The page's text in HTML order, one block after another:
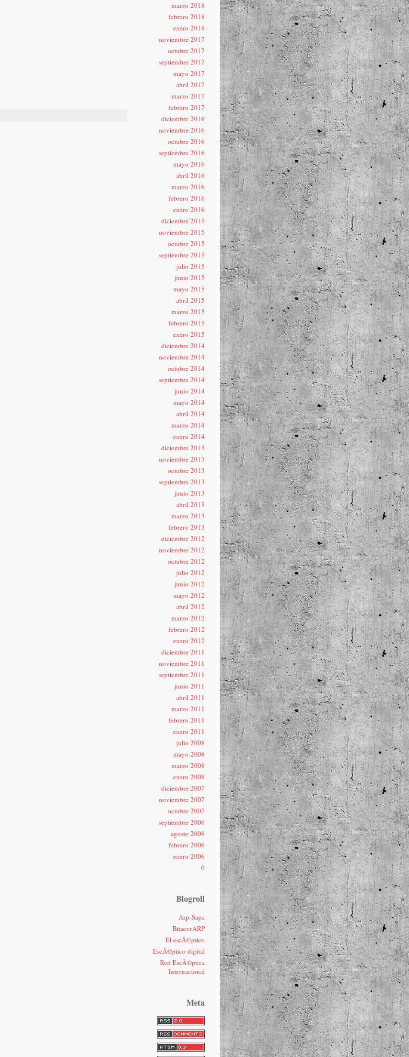
marzo 2018
febrero 2018
enero 2018
noviembre 2017
octubre 2017
septiembre 2017
mayo 2017
abril 2017
marzo 2017
febrero 2017
diciembre 2016
noviembre 2016
octubre 2016
septiembre 2016
mayo 2016
abril 2016
marzo 2016
febrero 2016
enero 2016
diciembre 2015
noviembre 2015
octubre 2015
septiembre 2015
julio 2015
junio 2015
mayo 2015
abril 2015
marzo 2015
febrero 2015
enero 2015
diciembre 2014
noviembre 2014
octubre 2014
septiembre 2014
junio 2014
mayo 2014
abril 2014
marzo 2014
enero 2014
diciembre 2013
noviembre 2013
octubre 2013
septiembre 2013
junio 2013
abril 2013
marzo 2013
febrero 2013
diciembre 2012
noviembre 2012
octubre 2012
julio 2012
junio 2012
mayo 2012
abril 2012
marzo 2012
febrero 2012
enero 2012
diciembre 2011
noviembre 2011
septiembre 2011
junio 2011
abril 2011
marzo 2011
febrero 2011
enero 2011
julio 2008
mayo 2008
marzo 2008
enero 2008
diciembre 2007
noviembre 2007
octubre 2007
septiembre 2006
agosto 2006
febrero 2006
enero 2006
0
Blogroll
Arp-Sapc
BitacorARP
El escÃ©ptico
EscÃ©ptico digital
Red EscÃ©ptica
Internacional
Meta